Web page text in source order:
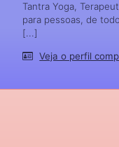
Tantra Yoga,
para pessoas, de
[...]
Veja o perfil